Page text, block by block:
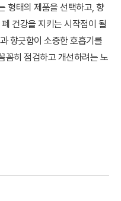
형태의 제품을 선택하고, 향
건강을 지키는 시작점이 될
향긋함이 소중한 호흡기를
꼼히 점검하고 개선하려는 노